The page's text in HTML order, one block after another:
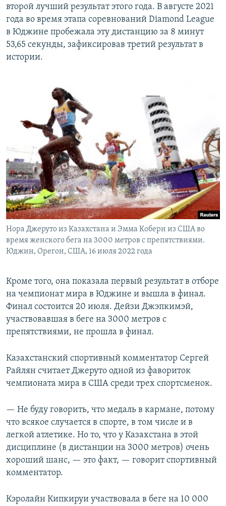
второй лучший результат этого года. В августе 2021
года во время этапа соревнований Diamond League
в Юджине пробежала эту дистанцию за 8 минут
53,65 секунды, зафиксировав третий результат в
истории.
Нора Джеруто из Казахстана и Эмма Коберн из США во
время женского бега на 3000 метров с препятствиями.
Юджин, Орегон, США, 16 июля 2022 года
Кроме того, она показала первый результат в отборе
на чемпионат мира в Юджине и вышла в финал.
Финал состоится 20 июля. Дейзи Джэпкимэй,
участвовавшая в беге на 3000 метров с
препятствиями, не прошла в финал.
Казахстанский спортивный комментатор Сергей
Райлян считает Джеруто одной из фавориток
чемпионата мира в США среди трех спортсменок.
— Не буду говорить, что медаль в кармане, потому
что всякое случается в спорте, в том числе и в
легкой атлетике. Но то, что у Казахстана в этой
дисциплине (в дистанции на 3000 метров) очень
хороший шанс, — это факт, — говорит спортивный
комментатор.
Кэролайн Кипкируи участвовала в беге на 10 000